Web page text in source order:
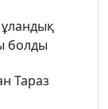
болды
Тараз